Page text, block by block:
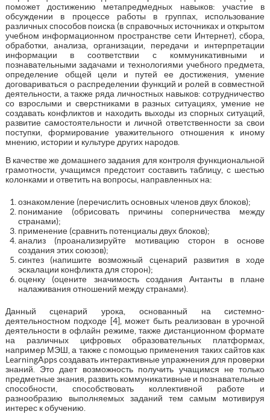
поможет достижению метапредмедных навыков: участие в
обсуждении в процессе работы в группах, использование
различных способов поиска (в справочных источниках и открытом
учебном информационном пространстве сети Интернет), сбора,
обработки, анализа, организации, передачи и интерпретации
информации в соответствии с коммуникативными и
познавательными задачами и технологиями учебного предмета,
определение общей цели и путей ее достижения, умение
договариваться о распределении функций и ролей в совместной
деятельности, а также ряда личностных навыков: сотрудничество
со взрослыми и сверстниками в разных ситуациях, умение не
создавать конфликтов и находить выходы из спорных ситуаций,
развитие самостоятельности и личной ответственности за свои
поступки, формирование уважительного отношения к иному
мнению, истории и культуре других народов.
В качестве же домашнего задания для контроля функциональной
грамотности, учащимся предстоит составить таблицу, с шестью
колонками и ответить на вопросы, направленных на:
ознакомление (перечислить основных членов двух блоков);
понимание (обрисовать причины соперничества между
странами);
применение (сравнить потенциалы двух блоков);
анализ (проанализируйте мотивацию сторон в основе
создания этих союзов);
синтез (напишите возможный сценарий развития в ходе
эскалации конфликта для сторон);
оценку (оцените значимость создания Антанты в плане
налаживания отношений между странами).
Данный сценарий урока, основанный на системно-
деятельностном подходе [4], может быть реализован в урочной
деятельности в офлайн режиме, также дистанционном формате
на различных цифровых образовательных платформах,
например МЭШ, а также с помощью применения таких сайтов как
LearningApps создавать интерактивные упражнения для проверки
знаний. Это дает возможность получить учащимся не только
предметные знания, развить коммуникативные и познавательные
способности, способствовать коллективной работе и
разнообразию выполняемых заданий тем самым мотивируя
интерес к обучению.